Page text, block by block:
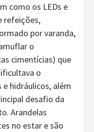
como os LEDs e
refeições,
por varanda,
o
cimentícias) que
o
hidráulicos, além
desafio da
Arandelas
no estar e são